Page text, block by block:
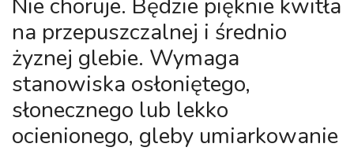
Nie choruje. Będzie pięknie kwitła
na przepuszczalnej i średnio
żyznej glebie. Wymaga
stanowiska osłoniętego,
słonecznego lub lekko
ocienionego, gleby umiarkowanie